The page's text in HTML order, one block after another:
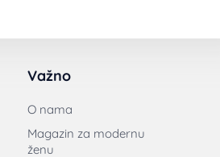
Važno
O nama
Magazin za modernu
ženu